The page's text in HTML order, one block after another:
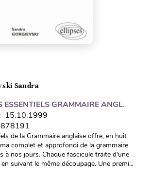
Sandra
ESSENTIELS GRAMMAIRE ANGL.
15.10.1999
de la Grammaire anglaise offre, en huit
complet et approfondi de la grammaire
à nos jours. Chaque fascicule traite d'une
suivant le même découpage. Une premi...